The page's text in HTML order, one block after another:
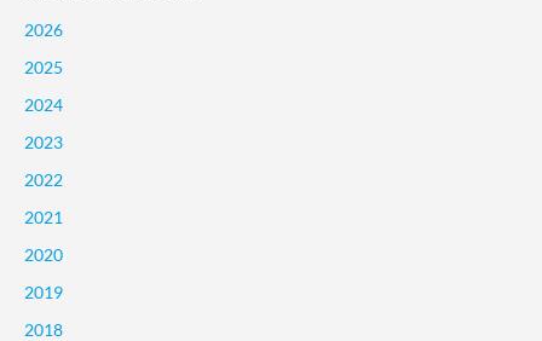
2026
2025
2024
2023
2022
2021
2020
2019
2018